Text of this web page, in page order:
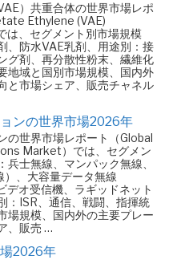
）共重合体の世界市場レポ
Ethylene (VAE)
、セグメント別市場規模
、防水VAE乳剤、用途別：接
グ剤、再分散性粉末、繊維化
地域と国別市場規模、国内外
と市場シェア、販売チャネル
ンの世界市場2026年
の世界市場レポート（Global
Market）では、セグメン
兵士無線、マンパック無線、
、大容量データ無線
デオ受信機、ラギッドネット
：ISR、通信、戦闘、指揮統
場規模、国内外の主要プレー
、販売 …
2026年